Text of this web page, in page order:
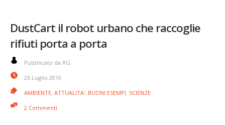
DustCart il robot urbano che raccoglie
rifiuti porta a porta
Pubblicato da RG
26 Luglio 2010
AMBIENTE, ATTUALITA', BUONI ESEMPI, SCIENZE
2 Commenti